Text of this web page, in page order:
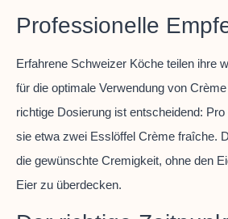
Professionelle
Erfahrene Schweizer Köche teilen ihre
für die optimale Verwendung von
richtige Dosierung ist entscheidend:
sie etwa zwei Esslöffel Crème fraîche.
die gewünschte Cremigkeit, ohne den
Eier zu überdecken.